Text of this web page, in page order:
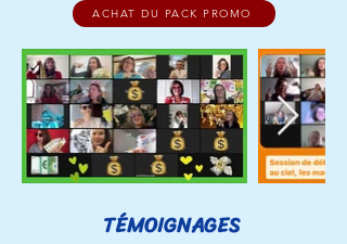
ACHAT DU PACK PROMO
TÉMOIGNAGES